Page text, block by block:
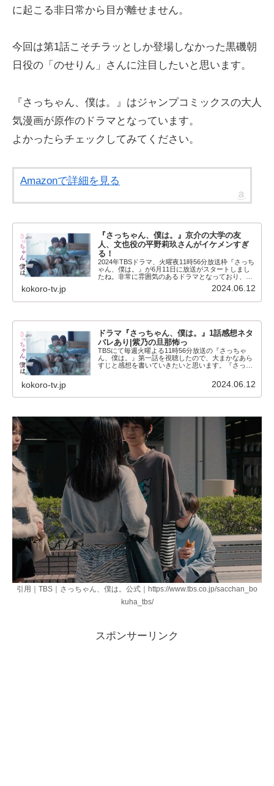
に起こる非日常から目が離せません。
今回は第1話こそチラッとしか登場しなかった黒磯朝
日役の「のせりん」さんに注目したいと思います。
『さっちゃん、僕は。』はジャンプコミックスの大人
気漫画が原作のドラマとなっています。
よかったらチェックしてみてください。
Amazonで詳細を見る
『さっちゃん、僕は。』京介の大学の友
人、文也役の平野莉玖さんがイケメンすぎ
る！
2024年TBSドラマ、火曜夜11時56分放送枠『さっち
ゃん、僕は。』が6月11日に放送がスタートしまし
たね。非常に雰囲気のあるドラマとなっており、初
回から引き込まれる展開となっている同作品。主人
公の木村慧人演じる片桐恭介をとりまく人間関係...
kokoro-tv.jp 2024.06.12
ドラマ『さっちゃん、僕は。』1話感想ネタ
バレあり|紫乃の旦那怖っ
TBSにて毎週火曜よる11時56分放送の『さっちゃ
ん、僕は。』第一話を視聴したので、大まかなあら
すじと感想を書いていきたいと思います。『さっち
が原作のドラマとなっています。よかったらチェッ
kokoro-tv.jp 2024.06.12
引用｜TBS｜さっちゃん、僕は。公式｜https://www.tbs.co.jp/sacchan_bo
kuha_tbs/
スポンサーリンク